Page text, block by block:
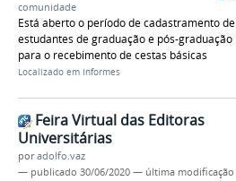
comunidade
Está aberto o período de cadastramento de
estudantes de graduação e pós-graduação
para o recebimento de cestas básicas
Localizado em Informes
Feira Virtual das Editoras
Universitárias
poradolfo.vaz
— publicado 30/06/2020 — última modificação